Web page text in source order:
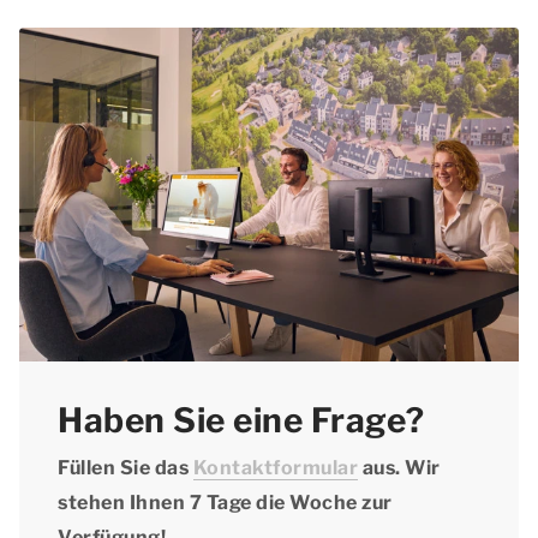
Kontaktzentrum.
unter der von Ihnen gewünschten Unterkunft,
ob Haustiere erlaubt sind. Geben Sie bei der
Reservierung an, dass Sie ein Haustier
mitbringen, und vergessen Sie nicht, den
Haustierzuschlag zu zahlen.
Haben Sie eine Frage?
Füllen Sie das Kontaktformular aus. Wir
stehen Ihnen 7 Tage die Woche zur